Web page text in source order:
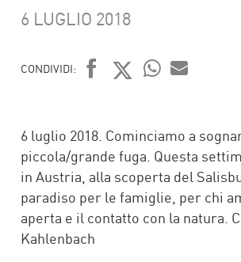
6 LUGLIO 2018
CONDIVIDI:
6 luglio 2018. Cominciamo a
piccola/grande fuga. Questa
in Austria, alla scoperta del
paradiso per le famiglie, per chi
aperta e il contatto con la natura.
Kahlenbach